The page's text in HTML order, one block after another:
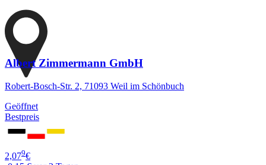
Albert Zimmermann GmbH
Robert-Bosch-Str. 2, 71093 Weil im Schönbuch
Geöffnet
Bestpreis
2,079€